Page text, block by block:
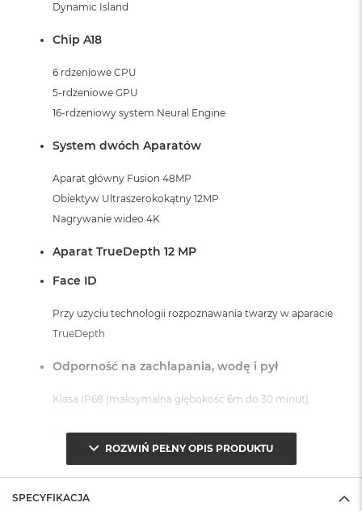
Dynamic Island
Chip A18
6 rdzeniowe CPU
5-rdzeniowe GPU
16-rdzeniowy system Neural Engine
System dwóch Aparatów
Aparat główny Fusion 48MP
Obiektyw Ultraszerokokątny 12MP
Nagrywanie wideo 4K
Aparat TrueDepth 12 MP
Face ID
Przy użyciu technologii rozpoznawania twarzy w aparacie
TrueDepth
Odporność na zachlapania, wodę i pył
Klasa IP68 (maksymalna głębokość 6m do 30 minut)
System operacyjny iOS 18
- lub nowszy, z darmową aktualizacją.
ROZWIŃ PEŁNY OPIS PRODUKTU
SPECYFIKACJA